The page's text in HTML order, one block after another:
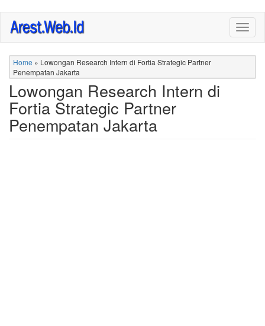
Skip
main
content
Home » Lowongan Research Intern di Fortia Strategic Partner
Penempatan Jakarta
Lowongan Research Intern di
Fortia Strategic Partner
Penempatan Jakarta